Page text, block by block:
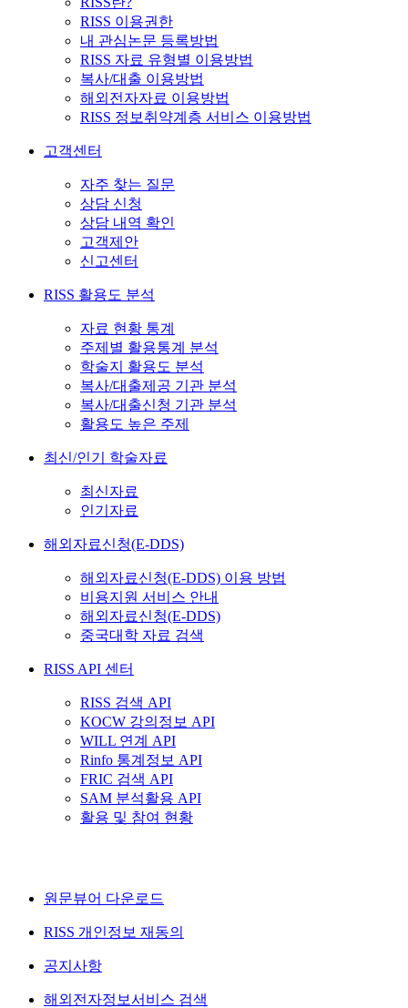
RISS 이용권한
내 관심논문 등록방법
RISS 자료 유형별 이용방법
복사/대출 이용방법
해외전자자료 이용방법
RISS 정보취약계층 서비스 이용방법
고객센터
자주 찾는 질문
상담 신청
상담 내역 확인
고객제안
신고센터
RISS 활용도 분석
자료 현황 통계
주제별 활용통계 분석
학술지 활용도 분석
복사/대출제공 기관 분석
복사/대출신청 기관 분석
활용도 높은 주제
최신/인기 학술자료
최신자료
인기자료
해외자료신청(E-DDS)
해외자료신청(E-DDS) 이용 방법
비용지원 서비스 안내
해외자료신청(E-DDS)
중국대학 자료 검색
RISS API 센터
RISS 검색 API
KOCW 강의정보 API
WILL 연계 API
Rinfo 통계정보 API
FRIC 검색 API
SAM 분석활용 API
활용 및 참여 현황
원문뷰어 다운로드
RISS 개인정보 재동의
공지사항
해외전자정보서비스 검색